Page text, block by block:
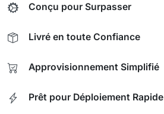
Conçu pour Surpasser
Livré en toute Confiance
Approvisionnement Simplifié
Prêt pour Déploiement Rapide